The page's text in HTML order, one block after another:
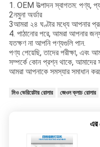
1. OEM উত্পাদন স্বাগতম: পণ্য,
2নমুনা অর্ডার
3আমরা ২৪ ঘণ্টার মধ্যে আপনার
4. পাঠানোর পরে, আমরা আপনার
যতক্ষণ না আপনি পণ্যগুলি পান.
পণ্য পেয়েছি, তাদের পরীক্ষা, এবং
সম্পর্কে কোন প্রশ্ন থাকে, আমাদের
আমরা আপনাকে সমস্যার সমাধান
মিও ভেরিয়েটার রোলার জেওন ক্লাচ রোলার
এর